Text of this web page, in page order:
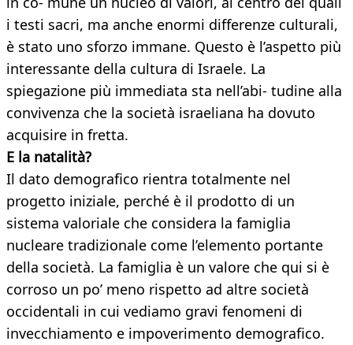
i testi sacri, ma anche enormi differenze culturali,
è stato uno sforzo immane. Questo è l’aspetto più
interessante della cultura di Israele. La
spiegazione più immediata sta nell’abi- tudine alla
convivenza che la società israeliana ha dovuto
acquisire in fretta.
E la natalità?
Il dato demografico rientra totalmente nel
progetto iniziale, perché è il prodotto di un
sistema valoriale che considera la famiglia
nucleare tradizionale come l’elemento portante
della società. La famiglia è un valore che qui si è
corroso un po’ meno rispetto ad altre società
occidentali in cui vediamo gravi fenomeni di
invecchiamento e impoverimento demografico.